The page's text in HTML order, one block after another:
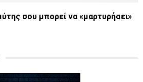
σου μπορεί να «μαρτυρήσει»